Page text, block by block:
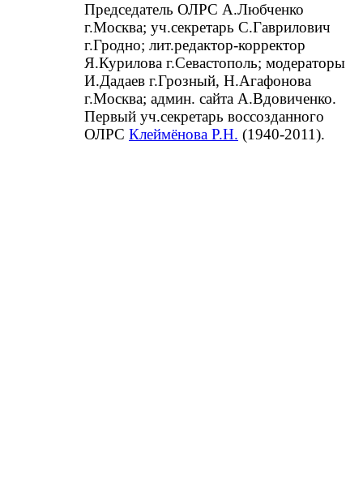
Председатель ОЛРС А.Любченко
г.Москва; уч.секретарь С.Гаврилович
г.Гродно; лит.редактор-корректор
Я.Курилова г.Севастополь; модераторы
И.Дадаев г.Грозный, Н.Агафонова
г.Москва; админ. сайта А.Вдовиченко.
Первый уч.секретарь воссозданного
ОЛРС Клеймёнова Р.Н. (1940-2011).